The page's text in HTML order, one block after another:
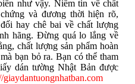
như vậy. Niềm tin về chất
và đương thời hiện rõ,
hay chê bai về chất lượng
hãng. Đừng quá lo lắng về
chất lượng sản phẩm hoàn
bạn bỏ ra. Bạn có thể tham
dán tường Nhật Bản được
giaydantuongnhatban.com